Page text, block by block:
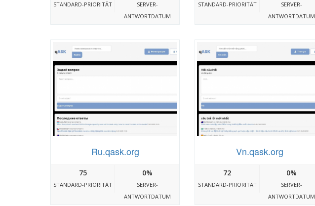
STANDARD-PRIORITÄT
SERVER-
ANTWORTDATUM
STANDARD-PRIORITÄT
SERVER-
ANTWORTDATUM
Ru.qask.org
75
STANDARD-PRIORITÄT
0%
SERVER-
ANTWORTDATUM
Vn.qask.org
72
STANDARD-PRIORITÄT
0%
SERVER-
ANTWORTDATUM